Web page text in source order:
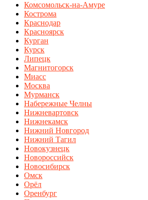
Комсомольск-на-Амуре
Кострома
Краснодар
Красноярск
Курган
Курск
Липецк
Магнитогорск
Миасс
Москва
Мурманск
Набережные Челны
Нижневартовск
Нижнекамск
Нижний Новгород
Нижний Тагил
Новокузнецк
Новороссийск
Новосибирск
Омск
Орёл
Оренбург